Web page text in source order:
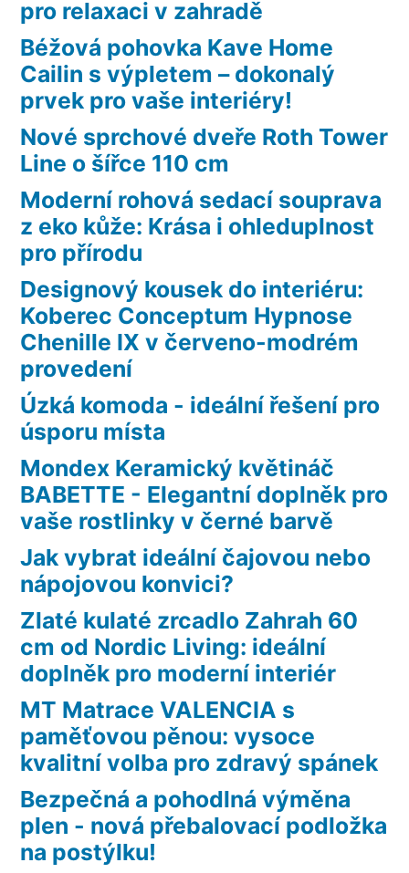
pro relaxaci v zahradě
Béžová pohovka Kave Home
Cailin s výpletem – dokonalý
prvek pro vaše interiéry!
Nové sprchové dveře Roth Tower
Line o šířce 110 cm
Moderní rohová sedací souprava
z eko kůže: Krása i ohleduplnost
pro přírodu
Designový kousek do interiéru:
Koberec Conceptum Hypnose
Chenille IX v červeno-modrém
provedení
Úzká komoda - ideální řešení pro
úsporu místa
Mondex Keramický květináč
BABETTE - Elegantní doplněk pro
vaše rostlinky v černé barvě
Jak vybrat ideální čajovou nebo
nápojovou konvici?
Zlaté kulaté zrcadlo Zahrah 60
cm od Nordic Living: ideální
doplněk pro moderní interiér
MT Matrace VALENCIA s
paměťovou pěnou: vysoce
kvalitní volba pro zdravý spánek
Bezpečná a pohodlná výměna
plen - nová přebalovací podložka
na postýlku!